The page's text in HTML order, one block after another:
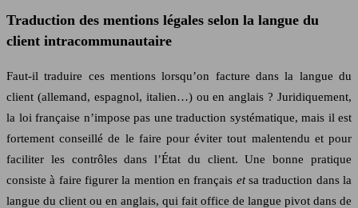
Traduction des mentions légales selon la langue du
client intracommunautaire
Faut‑il traduire ces mentions lorsqu’on facture dans la langue du
client (allemand, espagnol, italien…) ou en anglais ? Juridiquement,
la loi française n’impose pas une traduction systématique, mais il est
fortement conseillé de le faire pour éviter tout malentendu et pour
faciliter les contrôles dans l’État du client. Une bonne pratique
consiste à faire figurer la mention en français etsa traduction dans la
langue du client ou en anglais, qui fait office de langue pivot dans de